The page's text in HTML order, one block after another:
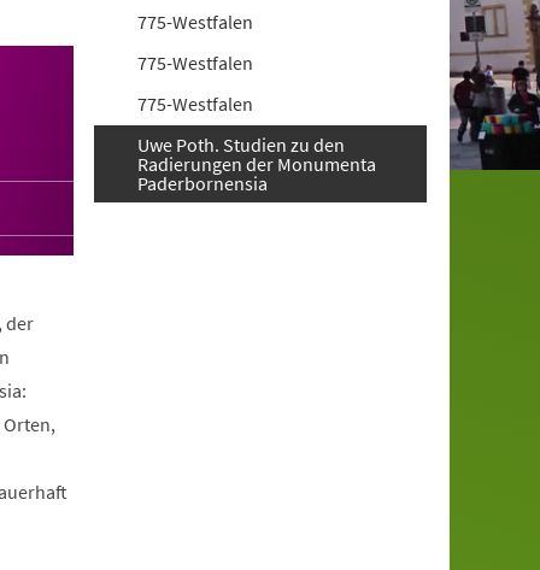
der
Orten,
775-Westfalen
775-Westfalen
775-Westfalen
Uwe Poth. Studien zu den
Radierungen der Monumenta
Paderbornensia